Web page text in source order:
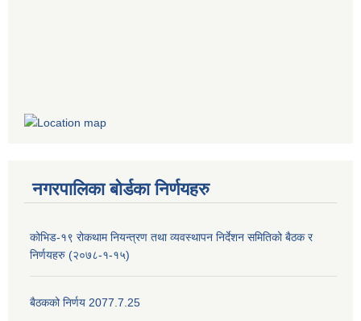
नगरपालिका बोर्डका निर्णयहरु
कोभिड-१९ रोकथाम नियन्त्रण तथा व्यवस्थापन निर्देशन समितिको बैठक र
निर्णयहरु (२०७८-१-१५)
बैठकको निर्णय 2077.7.25